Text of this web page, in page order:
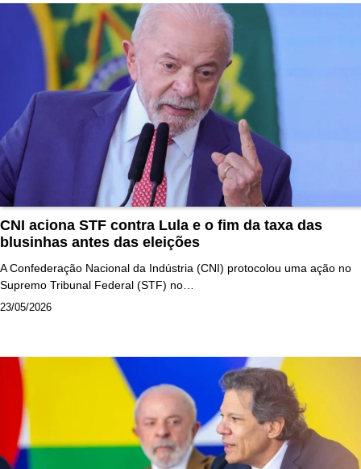
CNI aciona STF contra Lula e o fim da taxa das
blusinhas antes das eleições
A Confederação Nacional da Indústria (CNI) protocolou uma ação no
Supremo Tribunal Federal (STF) no…
23/05/2026